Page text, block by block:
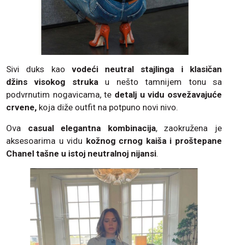
Sivi duks kao vodeći neutral stajlinga i klasičan
džins visokog strukau nešto tamnijem tonu sa
podvrnutim nogavicama, te detalj u vidu osvežavajuće
crvene, koja diže outfit na potpuno novi nivo.
Ova casual elegantna kombinacija, zaokružena je
aksesoarima u vidu kožnog crnog kaiša i proštepane
Chanel tašne u istoj neutralnoj nijansi.